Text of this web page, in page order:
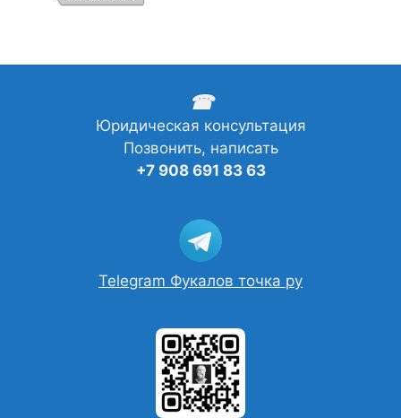
☎
Юридическая консультация
Позвонить, написать
+7 908 691 83 63
Telegram Фукалов точка ру